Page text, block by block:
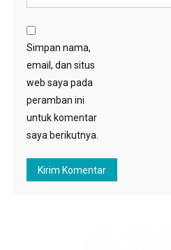
Simpan nama,
email, dan situs
web saya pada
peramban ini
untuk komentar
saya berikutnya.